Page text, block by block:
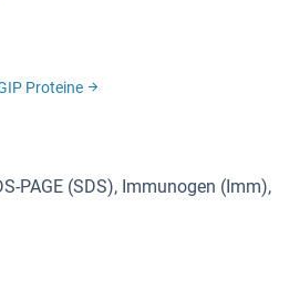
Proteine
PAGE (SDS), Immunogen (Imm),